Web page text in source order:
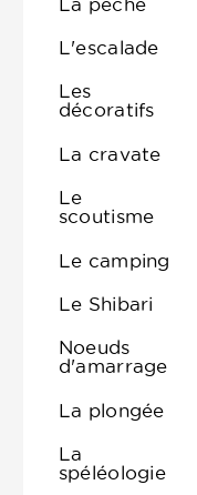
L'escalade
Les
décoratifs
La cravate
Le
scoutisme
Le camping
Le Shibari
Noeuds
d'amarrage
La plongée
La
spéléologie